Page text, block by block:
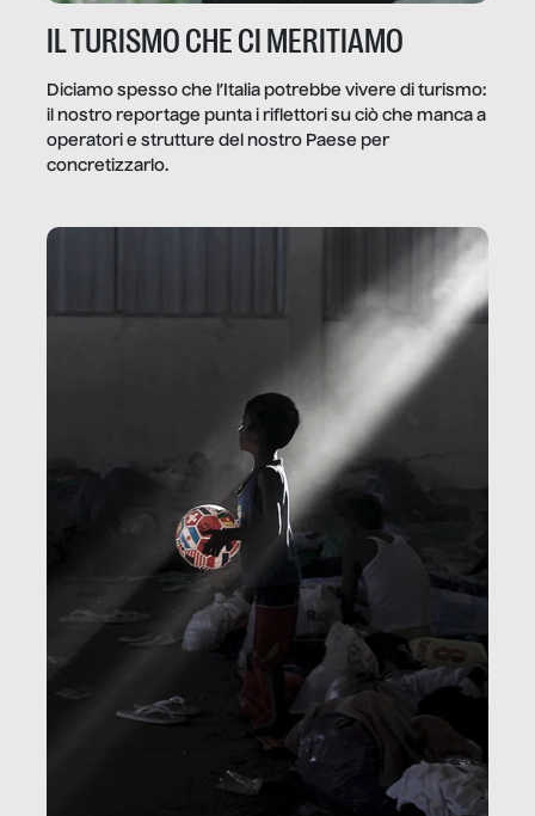
IL TURISMO CHE CI MERITIAMO
Diciamo spesso che l’Italia potrebbe vivere di turismo:
il nostro reportage punta i riflettori su ciò che manca a
operatori e strutture del nostro Paese per
concretizzarlo.